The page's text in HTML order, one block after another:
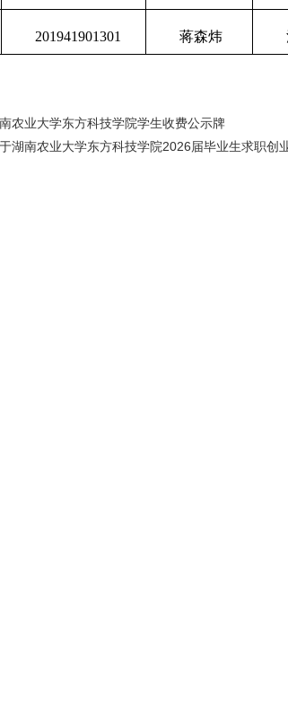
201941901301 蒋森炜
农业大学东方科技学院学生收费公示牌
湖南农业大学东方科技学院2026届毕业生求职创